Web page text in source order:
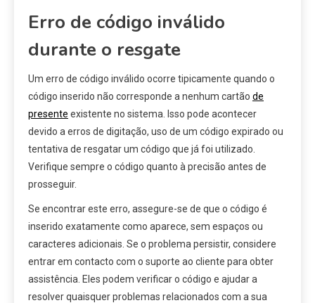
Erro de código inválido
durante o resgate
Um erro de código inválido ocorre tipicamente quando o
código inserido não corresponde a nenhum cartão de
presente existente no sistema. Isso pode acontecer
devido a erros de digitação, uso de um código expirado ou
tentativa de resgatar um código que já foi utilizado.
Verifique sempre o código quanto à precisão antes de
prosseguir.
Se encontrar este erro, assegure-se de que o código é
inserido exatamente como aparece, sem espaços ou
caracteres adicionais. Se o problema persistir, considere
entrar em contacto com o suporte ao cliente para obter
assistência. Eles podem verificar o código e ajudar a
resolver quaisquer problemas relacionados com a sua